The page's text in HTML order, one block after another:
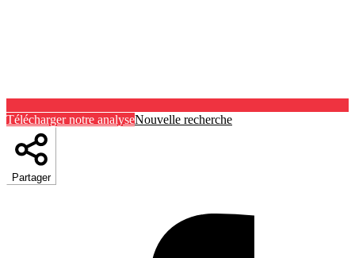
Télécharger notre analyseNouvelle recherche
Partager